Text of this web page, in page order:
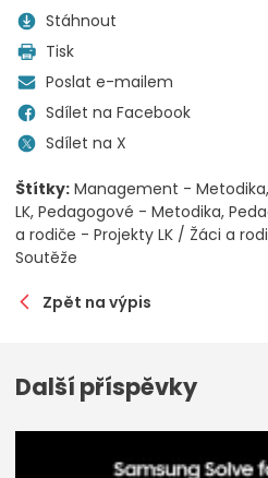
Stáhnout
Tisk
Poslat e-mailem
Sdílet na Facebook
Sdílet na X
Štítky: Management - Metodika
LK Pedagogové - Metodika
a rodiče - Projekty LK / Žáci a
Soutěže
Zpět na výpis
Další příspěvky